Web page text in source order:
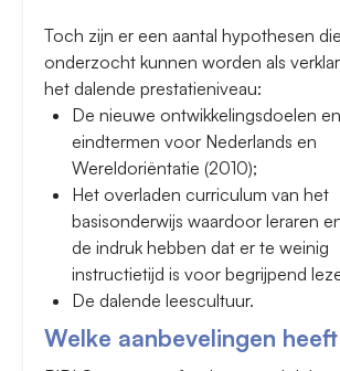
Toch zijn er een aantal hypothesen
onderzocht kunnen worden als
het dalende prestatieniveau:
De nieuwe ontwikkelingsdoelen en
eindtermen voor Nederlands en
Wereldoriëntatie (2010);
Het overladen curriculum van het
basisonderwijs waardoor leraren
de indruk hebben dat er te weinig
instructietijd is voor begrijpend
De dalende leescultuur.
Welke aanbevelingen